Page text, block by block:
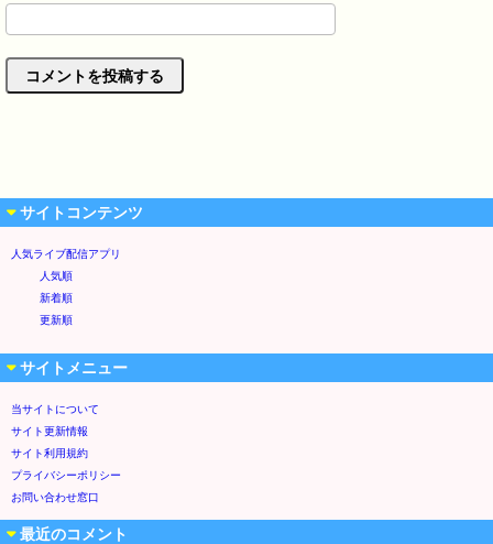
サイトコンテンツ
人気ライブ配信アプリ
人気順
新着順
更新順
サイトメニュー
当サイトについて
サイト更新情報
サイト利用規約
プライバシーポリシー
お問い合わせ窓口
最近のコメント